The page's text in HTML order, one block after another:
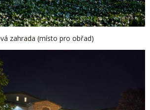
zahrada (místo pro obřad)